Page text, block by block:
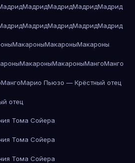
МадридМадридМадридМадрид
МадридМадридМадридМадрид
МакароныМакароныМакароны
МакароныМакароныМангоМанго
МангоМарио Пьюзо — Крёстный отец
отец
Тома Сойера
Тома Сойера
Тома Сойера